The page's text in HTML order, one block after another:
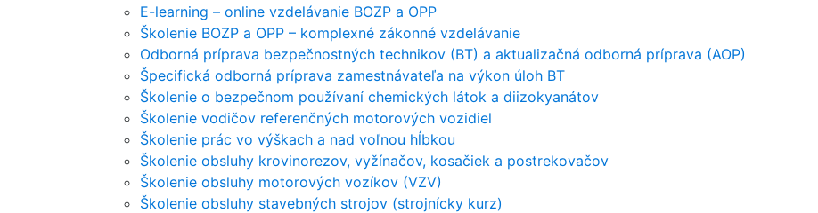
E-learning – online vzdelávanie BOZP a OPP
Školenie BOZP a OPP – komplexné zákonné vzdelávanie
Odborná príprava bezpečnostných technikov (BT) a aktualizačná odborná príprava (AOP)
Špecifická odborná príprava zamestnávateľa na výkon úloh BT
Školenie o bezpečnom používaní chemických látok a diizokyanátov
Školenie vodičov referenčných motorových vozidiel
Školenie prác vo výškach a nad voľnou hĺbkou
Školenie obsluhy krovinorezov, vyžínačov, kosačiek a postrekovačov
Školenie obsluhy motorových vozíkov (VZV)
Školenie obsluhy stavebných strojov (strojnícky kurz)